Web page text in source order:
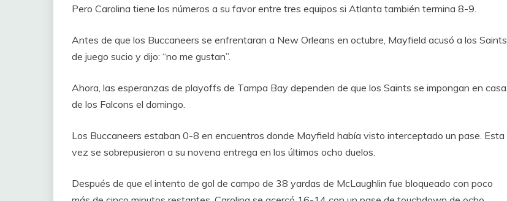
Pero Carolina tiene los números a su favor entre tres equipos si Atlanta también termina 8-9.
Antes de que los Buccaneers se enfrentaran a New Orleans en octubre, Mayfield acusó a los Saints
de juego sucio y dijo: “no me gustan”.
Ahora, las esperanzas de playoffs de Tampa Bay dependen de que los Saints se impongan en casa
de los Falcons el domingo.
Los Buccaneers estaban 0-8 en encuentros donde Mayfield había visto interceptado un pase. Esta
vez se sobrepusieron a su novena entrega en los últimos ocho duelos.
Después de que el intento de gol de campo de 38 yardas de McLaughlin fue bloqueado con poco